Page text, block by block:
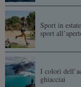
Sport in
sport
I colori
ghiacciai